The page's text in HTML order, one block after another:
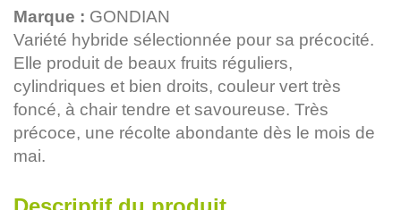
Marque : GONDIAN
Variété hybride sélectionnée pour sa précocité.
Elle produit de beaux fruits réguliers,
cylindriques et bien droits, couleur vert très
foncé, à chair tendre et savoureuse. Très
précoce, une récolte abondante dès le mois de
mai.